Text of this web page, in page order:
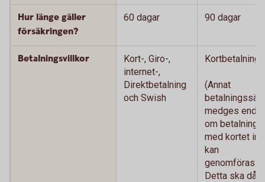
Hur länge gäller
försäkringen?
60 dagar 90 dagar
Betalningsvillkor
Kort-, Giro-,
internet-,
Direktbetalning
och Swish
Kortbetalning
(Annat
betalningssätt
medges
om betalning
med kortet
kan
genomföras.
Detta ska då